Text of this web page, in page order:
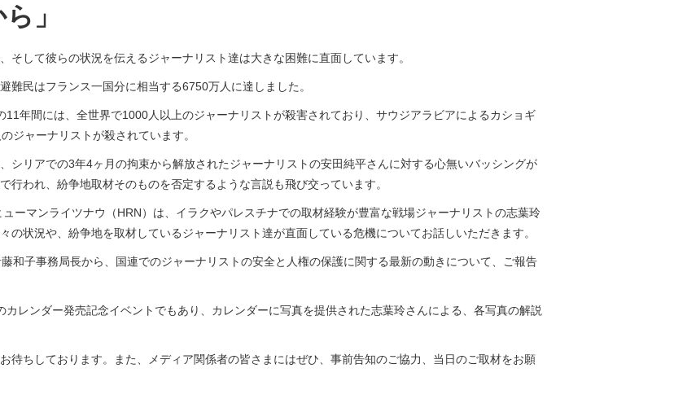
」
そして彼らの状況を伝えるジャーナリスト達は大きな困難に直面しています。
難民はフランス一国分に相当する6750万人に達しました。
11年間には、全世界で1000人以上のジャーナリストが殺害されており、サウジアラビアによるカショギ
ジャーナリストが殺されています。
シリアでの3年4ヶ月の拘束から解放されたジャーナリストの安田純平さんに対する心無いバッシングが
行われ、紛争地取材そのものを否定するような言説も飛び交っています。
ーマンライツナウ（HRN）は、イラクやパレスチナでの取材経験が豊富な戦場ジャーナリストの志葉玲
の状況や、紛争地を取材しているジャーナリスト達が直面している危機についてお話しいただきます。
和子事務局長から、国連でのジャーナリストの安全と人権の保護に関する最新の動きについて、ご報告
カレンダー発売記念イベントでもあり、カレンダーに写真を提供された志葉玲さんによる、各写真の解説
待ちしております。また、メディア関係者の皆さまにはぜひ、事前告知のご協力、当日のご取材をお願